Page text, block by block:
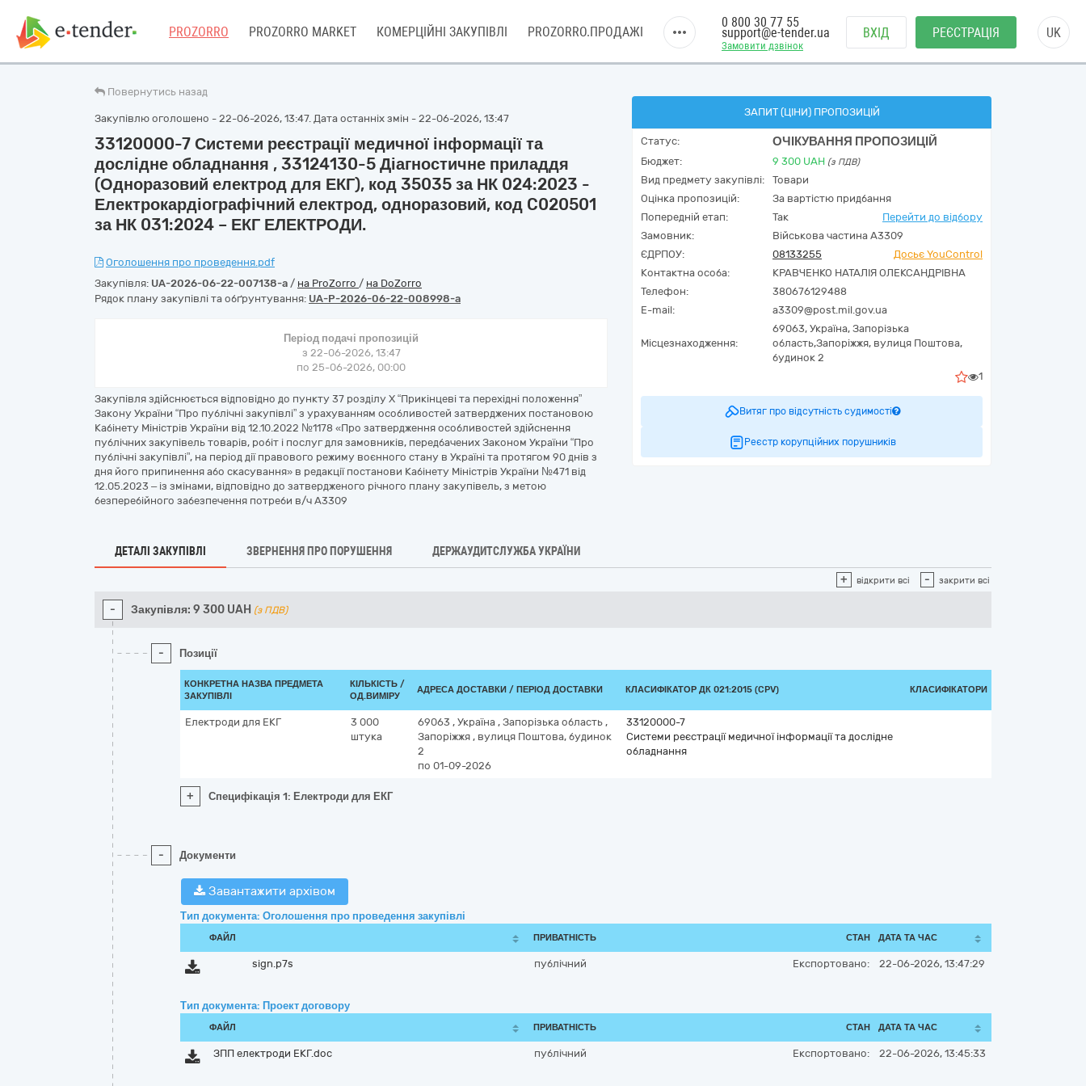
PROZORRO PROZORRO MARKET КОМЕРЦІЙНІ ЗАКУПІВЛІ PROZORRO.ПРОДАЖІ
Замовити дзвінок
0 800 30 77 55
support@e-tender.ua ВХІД РЕЄСТРАЦІЯ UK
Повернутись назад
Закупівлю оголошено - 22-06-2026, 13:47. Дата останніх змін - 22-06-2026, 13:47
33120000-7 Системи реєстрації медичної інформації та
дослідне обладнання , 33124130-5 Діагностичне приладдя
(Одноразовий електрод для ЕКГ), код 35035 за НК 024:2023 -
Електрокардіографічний електрод, одноразовий, код C020501
за НК 031:2024 – ЕКГ ЕЛЕКТРОДИ.
Оголошення про проведення.pdf
Закупівля: UA-2026-06-22-007138-a / на ProZorro / на DoZorro
Рядок плану закупівлі та обґрунтування: UA-P-2026-06-22-008998-a
Період подачі пропозицій
з 22-06-2026, 13:47
по 25-06-2026, 00:00
Закупівля здійснюється відповідно до пункту 37 розділу Х “Прикінцеві та перехідні положення”
Закону України “Про публічні закупівлі” з урахуванням особливостей затверджених постановою
Кабінету Міністрів України від 12.10.2022 №1178 «Про затвердження особливостей здійснення
публічних закупівель товарів, робіт і послуг для замовників, передбачених Законом України “Про
публічні закупівлі”, на період дії правового режиму воєнного стану в Україні та протягом 90 днів з
дня його припинення або скасування» в редакції постанови Кабінету Міністрів України №471 від
12.05.2023 – із змінами, відповідно до затвердженого річного плану закупівель, з метою
безперебійного забезпечення потреби в/ч А3309
ЗАПИТ (ЦІНИ) ПРОПОЗИЦІЙ
Статус: ОЧІКУВАННЯ ПРОПОЗИЦІЙ
Бюджет: 9 300 UAH (з ПДВ)
Вид предмету закупівлі:
Товари
Оцінка пропозицій:
За вартістю придбання
Попередній етап:
Так
Перейти до відбору
Замовник:
Військова частина А3309
ЄДРПОУ:
08133255
Досьє YouControl
Контактна особа:
КРАВЧЕНКО НАТАЛІЯ ОЛЕКСАНДРІВНА
Телефон:
380676129488
E-mail:
a3309@post.mil.gov.ua
Місцезнаходження:
69063, Україна, Запорізька
область,Запоріжжя, вулиця Поштова,
будинок 2
1
Витяг про відсутність судимості
Реєстр корупційних порушників
ДЕТАЛІ ЗАКУПІВЛІ ЗВЕРНЕННЯ ПРО ПОРУШЕННЯ ДЕРЖАУДИТСЛУЖБА УКРАЇНИ
+ відкрити всі - закрити всі
- Закупівля: 9 300 UAH (з ПДВ)
- Позиції
КОНКРЕТНА НАЗВА ПРЕДМЕТА
ЗАКУПІВЛІ
КІЛЬКІСТЬ /
ОД.ВИМІРУ
АДРЕСА ДОСТАВКИ / ПЕРІОД ДОСТАВКИ КЛАСИФІКАТОР ДК 021:2015 (CPV) КЛАСИФІКАТОРИ
Електроди для ЕКГ
3 000
штука
69063 , Україна , Запорізька область ,
Запоріжжя , вулиця Поштова, будинок
2
по 01-09-2026
33120000-7
Системи реєстрації медичної інформації та дослідне
обладнання
+ Специфікація 1: Електроди для ЕКГ
- Документи
Завантажити архівом
Тип документа: Оголошення про проведення закупівлі
ФАЙЛ ПРИВАТНІСТЬ СТАН ДАТА ТА ЧАС
sign.p7s публічний Експортовано: 22-06-2026, 13:47:29
Тип документа: Проект договору
ФАЙЛ ПРИВАТНІСТЬ СТАН ДАТА ТА ЧАС
ЗПП електроди ЕКГ.doc публічний Експортовано: 22-06-2026, 13:45:33